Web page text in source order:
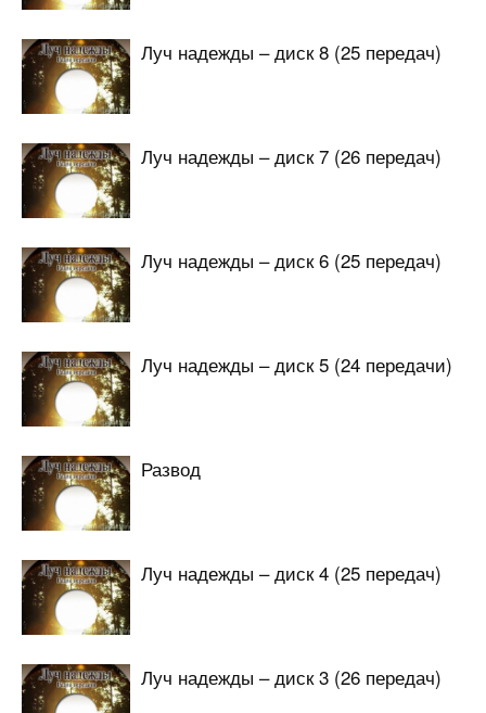
Луч надежды – диск 8 (25 передач)
Луч надежды – диск 7 (26 передач)
Луч надежды – диск 6 (25 передач)
Луч надежды – диск 5 (24 передачи)
Развод
Луч надежды – диск 4 (25 передач)
Луч надежды – диск 3 (26 передач)